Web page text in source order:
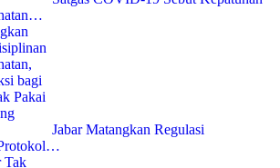
Jabar Matangkan Regulasi